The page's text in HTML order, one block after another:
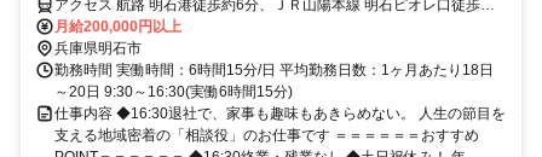
アクセス 航路 明石港徒歩約6分、ＪＲ山陽本線 明石ピオレ口徒歩約9
分、山陽電鉄本線 山陽明石西出口徒歩約10分 各線明石駅から徒歩10
分 ■車・バイク通勤ＯＫ
月給200,000円以上
兵庫県明石市
勤務時間 実働時間：6時間15分/日 平均勤務日数：1ヶ月あたり18日
～20日 9:30～16:30(実働6時間15分)
仕事内容 ◆16:30退社で、家事も趣味もあきらめない。 人生の節目を
支える地域密着の「相談役」のお仕事です ＝＝＝＝＝＝おすすめ